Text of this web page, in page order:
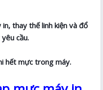
thay thế linh kiện và đổ
cầu.
hết mực trong máy.